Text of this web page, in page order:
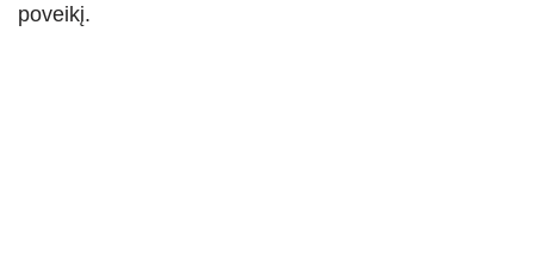
poveikį.